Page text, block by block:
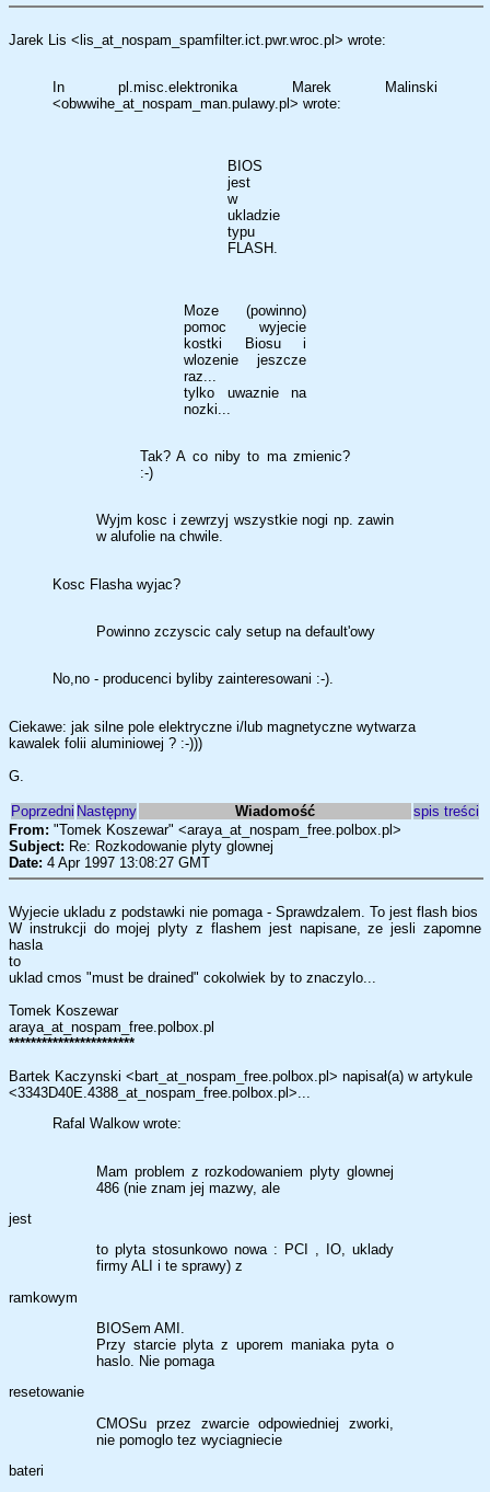
Jarek Lis <lis_at_nospam_spamfilter.ict.pwr.wroc.pl> wrote:
In pl.misc.elektronika Marek Malinski
<obwwihe_at_nospam_man.pulawy.pl> wrote:
BIOS
jest
w
ukladzie
typu
FLASH.
Moze (powinno)
pomoc wyjecie
kostki Biosu i
wlozenie jeszcze
raz...
tylko uwaznie na
nozki...
Tak? A co niby to ma zmienic?
:-)
Wyjm kosc i zewrzyj wszystkie nogi np. zawin
w alufolie na chwile.
Kosc Flasha wyjac?
Powinno zczyscic caly setup na default'owy
No,no - producenci byliby zainteresowani :-).
Ciekawe: jak silne pole elektryczne i/lub magnetyczne wytwarza
kawalek folii aluminiowej ? :-)))
G.
Poprzedni Następny Wiadomość
spis treści
From: "Tomek Koszewar" <araya_at_nospam_free.polbox.pl>
Subject: Re: Rozkodowanie plyty glownej
Date: 4 Apr 1997 13:08:27 GMT
Wyjecie ukladu z podstawki nie pomaga - Sprawdzalem. To jest flash bios
W instrukcji do mojej plyty z flashem jest napisane, ze jesli zapomne
hasla
to
uklad cmos "must be drained" cokolwiek by to znaczylo...
Tomek Koszewar
araya_at_nospam_free.polbox.pl
***********************
Bartek Kaczynski <bart_at_nospam_free.polbox.pl> napisał(a) w artykule
<3343D40E.4388_at_nospam_free.polbox.pl>...
Rafal Walkow wrote:
Mam problem z rozkodowaniem plyty glownej
486 (nie znam jej mazwy, ale
jest
to plyta stosunkowo nowa : PCI , IO, uklady
firmy ALI i te sprawy) z
ramkowym
BIOSem AMI.
Przy starcie plyta z uporem maniaka pyta o
haslo. Nie pomaga
resetowanie
CMOSu przez zwarcie odpowiedniej zworki,
nie pomoglo tez wyciagniecie
bateri